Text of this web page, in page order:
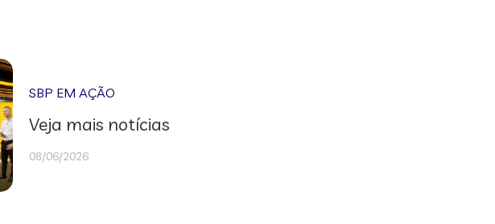
SBP EM AÇÃO
Veja mais notícias
08/06/2026